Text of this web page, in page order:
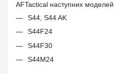
AFTactical наступних моделей
S44 S44 AK
S44F24
S44F30
S44M24